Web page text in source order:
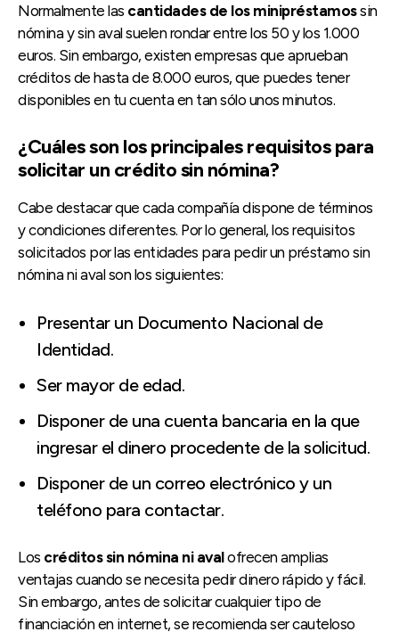
Normalmente las cantidades de los minipréstamossin
nómina y sin aval suelen rondar entre los 50 y los 1.000
euros. Sin embargo, existen empresas que aprueban
créditos de hasta de 8.000 euros, que puedes tener
disponibles en tu cuenta en tan sólo unos minutos.
¿Cuáles son los principales requisitos para
solicitar un crédito sin nómina?
Cabe destacar que cada compañía dispone de términos
y condiciones diferentes. Por lo general, los requisitos
solicitados por las entidades para pedir un préstamo sin
nómina ni aval son los siguientes:
Presentar un Documento Nacional de
Identidad.
Ser mayor de edad.
Disponer de una cuenta bancaria en la que
ingresar el dinero procedente de la solicitud.
Disponer de un correo electrónico y un
teléfono para contactar.
Los créditos sin nómina ni avalofrecen amplias
ventajas cuando se necesita pedir dinero rápido y fácil.
Sin embargo, antes de solicitar cualquier tipo de
financiación en internet, se recomienda ser cauteloso